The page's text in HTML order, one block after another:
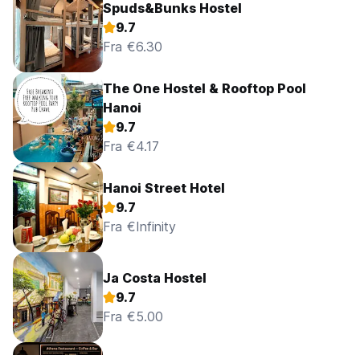
Spuds&Bunks Hostel
9.7
Fra €6.30
The One Hostel & Rooftop Pool
Hanoi
9.7
Fra €4.17
Hanoi Street Hotel
9.7
Fra €Infinity
Ja Costa Hostel
9.7
Fra €5.00